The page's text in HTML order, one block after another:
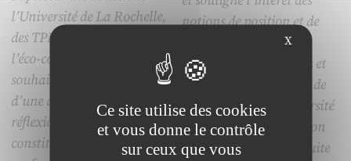
l’Université de La Rochelle,
des TPME engagées dans
l’éco-construction ont
souhaité le lancement
d’une démarche de
réflexion en vue de la
constitution d’un réseau
notions de position et de
appréhender ses figures et
rendre compte à la fois de
leur unité, de leur diversité
et de leur champ d’action
possible. Il montre ensuite
X
Ce site utilise des cookies
et vous donne le contrôle
sur ceux que vous